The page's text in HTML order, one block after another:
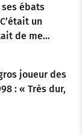
ébats
un
de me…
joueur des
: « Très dur,